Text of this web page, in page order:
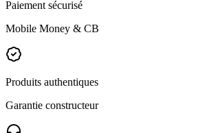
Paiement sécurisé
Mobile Money & CB
Produits authentiques
Garantie constructeur